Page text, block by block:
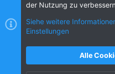
Nutzungsbedingungen
der Nutzung zu
Siehe weitere
Einstellungen
Alle